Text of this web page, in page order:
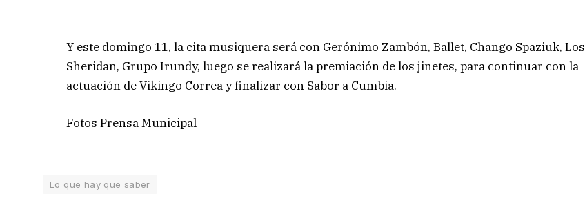
Y este domingo 11, la cita musiquera será con Gerónimo Zambón, Ballet, Chango Spaziuk, Los
Sheridan, Grupo Irundy, luego se realizará la premiación de los jinetes, para continuar con la
actuación de Vikingo Correa y finalizar con Sabor a Cumbia.
Fotos Prensa Municipal
Lo que hay que saber